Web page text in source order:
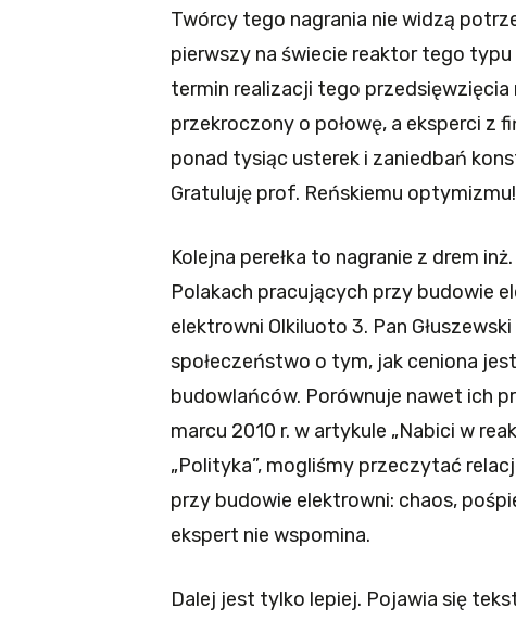
Twórcy tego nagrania nie widzą
pierwszy na świecie reaktor tego
termin realizacji tego
przekroczony o połowę, a eksperci z
ponad tysiąc usterek i zaniedbań
Gratuluję prof. Reńskiemu optymizmu!
Kolejna perełka to nagranie z drem
Polakach pracujących przy budowie
elektrowni Olkiluoto 3. Pan
społeczeństwo o tym, jak ceniona
budowlańców. Porównuje nawet ich
marcu 2010 r. w artykule „Nabici w
„Polityka”, mogliśmy przeczytać
przy budowie elektrowni: chaos,
ekspert nie wspomina.
Dalej jest tylko lepiej. Pojawia się